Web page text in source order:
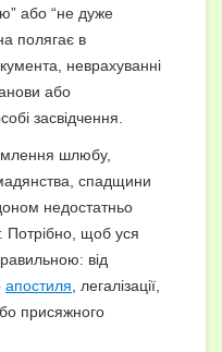
або “не дуже
полягає в
неврахуванні
або
засвідчення.
шлюбу,
спадщини
недостатньо
Потрібно, щоб уся
від
апостиля , легалізації,
присяжного